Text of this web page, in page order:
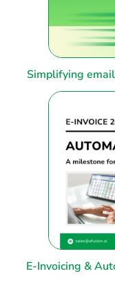
Simplifying
E-Invoicing &